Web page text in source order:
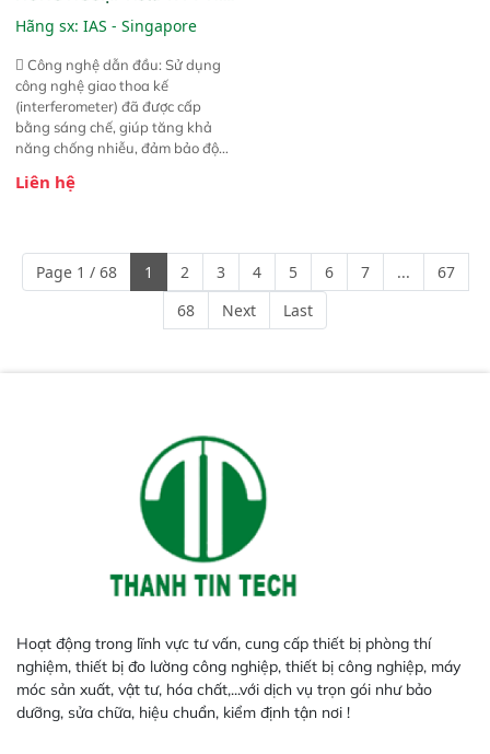
(Vista-R FT-NIR Analyzer)
Hãng sx: IAS - Singapore
 Công nghệ dẫn đầu: Sử dụng
công nghệ giao thoa kế
(interferometer) đã được cấp
bằng sáng chế, giúp tăng khả
năng chống nhiễu, đảm bảo độ
Phạm vi ứng dụng rộng: Đáp ứng
ngành công nghiệp khác nhau. 
Độ nhạy cao: Trang bị đầu dò
InGaAs độ nhạy cao, cung cấp
phản hồi phổ tuyến tính đầy đủ,
đảm bảo độ chính xác và khả
Liên hệ
Page 1 / 68 1 2 3 4 5 6 7 ...
67
68
Next Last
Hoạt động trong lĩnh vực tư vấn, cung cấp thiết bị phòng thí
nghiệm, thiết bị đo lường công nghiệp, thiết bị công nghiệp, máy
móc sản xuất, vật tư, hóa chất,...với dịch vụ trọn gói như bảo
dưỡng, sửa chữa, hiệu chuẩn, kiểm định tận nơi !